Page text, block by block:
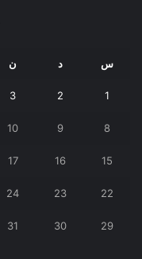
س د ن
1
2
3
8
9
10
15
16
17
22
23
24
29
30
31